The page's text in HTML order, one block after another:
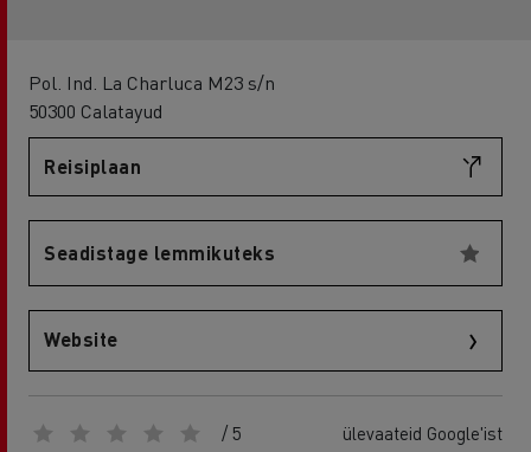
Pol. Ind. La Charluca M23 s/n
50300 Calatayud
Reisiplaan
Seadistage lemmikuteks
Website
/ 5 ülevaateid Google'ist